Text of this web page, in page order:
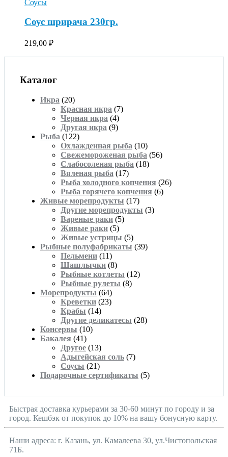
Соусы
Соус шрирача 230гр.
219,00 ₽
Каталог
Икра (20)
Красная икра (7)
Черная икра (4)
Другая икра (9)
Рыба (122)
Охлажденная рыба (10)
Свежемороженая рыба (56)
Слабосоленая рыба (18)
Вяленая рыба (17)
Рыба холодного копчения (26)
Рыба горячего копчения (6)
Живые морепродукты (17)
Другие морепродукты (3)
Вареные раки (5)
Живые раки (5)
Живые устрицы (5)
Рыбные полуфабрикаты (39)
Пельмени (11)
Шашлычки (8)
Рыбные котлеты (12)
Рыбные рулеты (8)
Морепродукты (64)
Креветки (23)
Крабы (14)
Другие деликатесы (28)
Консервы (10)
Бакалея (41)
Другое (13)
Адыгейская соль (7)
Соусы (21)
Подарочные сертификаты (5)
Быстрая доставка курьерами за 30-60 минут по городу и за
город. Кешбэк от покупок до 10% на вашу бонусную карту.
Наши адреса: г. Казань, ул. Камалеева 30, ул.Чистопольская
71Б.